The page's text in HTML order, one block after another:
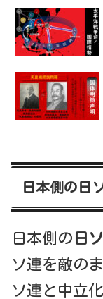
日本側の日
日本側の 日
ソ連を敵の
ソ連と中立